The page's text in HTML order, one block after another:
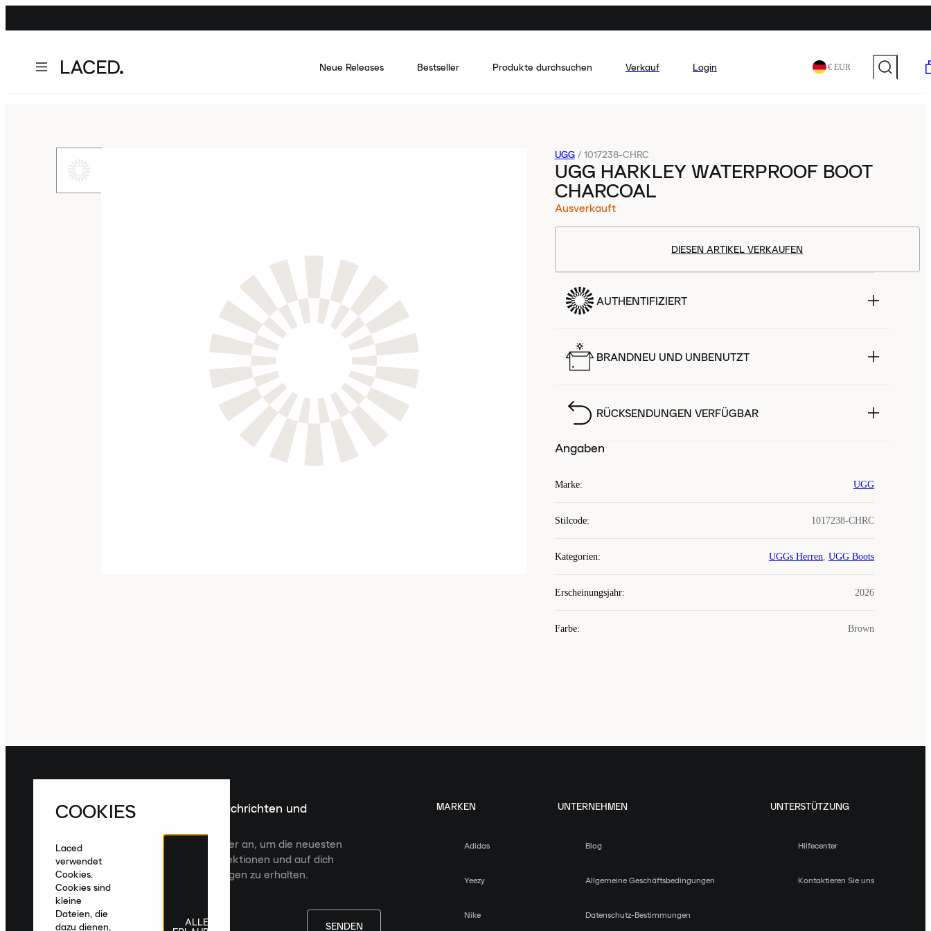
Neue Releases Bestseller Produkte durchsuchen Verkauf Login € EUR
UGG / 1017238-CHRC
UGG HARKLEY WATERPROOF BOOT
CHARCOAL
Ausverkauft
DIESEN ARTIKEL VERKAUFEN
AUTHENTIFIZIERT
BRANDNEU UND UNBENUTZT
RÜCKSENDUNGEN VERFÜGBAR
Angaben
Marke: UGG
Stilcode: 1017238-CHRC
Kategorien: UGGs Herren, UGG Boots
Erscheinungsjahr: 2026
Farbe: Brown
Melde dich für die neuesten Nachrichten und
Veröffentlichungen an
Melde dich für den Laced Newsletter an, um die neuesten
Veröffentlichungen, kuratierte Kollektionen und auf dich
zugeschnittene Produktempfehlungen zu erhalten.
SENDEN
MARKEN
Adidas
Yeezy
Nike
UNTERNEHMEN
Blog
Allgemeine Geschäftsbedingungen
Datenschutz-Bestimmungen
UNTERSTÜTZUNG
Hilfecenter
Kontaktieren Sie uns
COOKIES
Laced
verwendet
Cookies.
Cookies sind
kleine
Dateien, die
dazu dienen,
ALLE